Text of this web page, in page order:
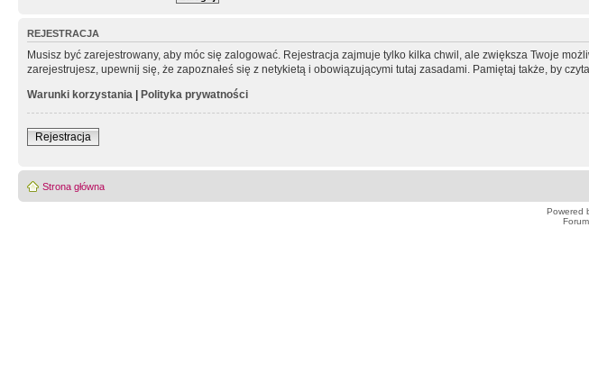
REJESTRACJA
Musisz być zarejestrowany, aby móc się zalogować. Rejestracja zajmuje tylko kilka chwil, ale zwiększa Twoje
zarejestrujesz, upewnij się, że zapoznałeś się z netykietą i obowiązującymi tutaj zasadami. Pamiętaj także, by
Warunki korzystania | Polityka prywatności
Rejestracja
Strona główna
Powered